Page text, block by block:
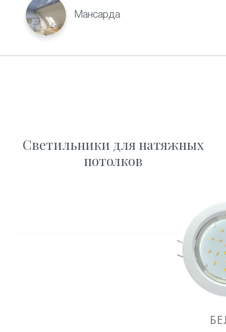
Мансарда
Светильники для натяжных
потолков